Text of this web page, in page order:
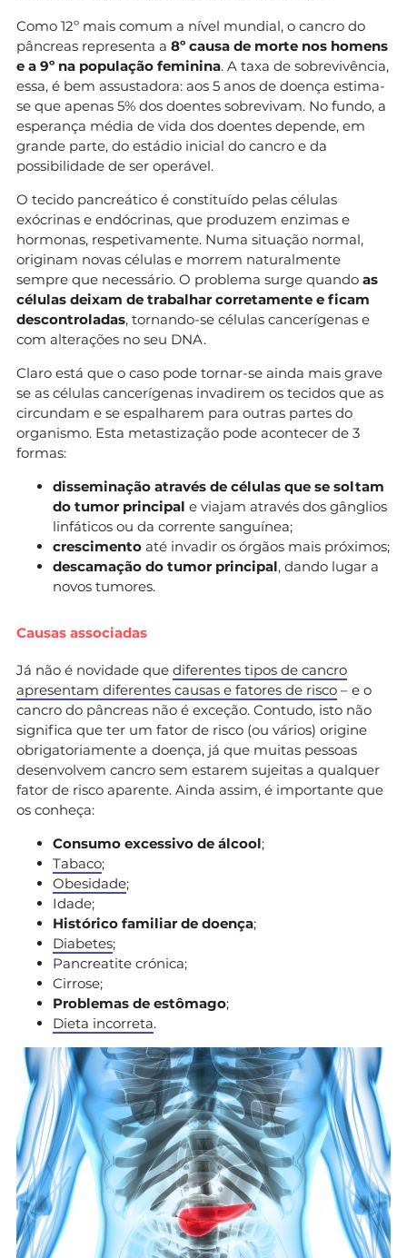
Como 12º mais comum a nível mundial, o cancro do
pâncreas representa a 8º causa de morte nos homens
e a 9º na população feminina. A taxa de sobrevivência,
essa, é bem assustadora: aos 5 anos de doença estima-
se que apenas 5% dos doentes sobrevivam. No fundo, a
esperança média de vida dos doentes depende, em
grande parte, do estádio inicial do cancro e da
possibilidade de ser operável.
O tecido pancreático é constituído pelas células
exócrinas e endócrinas, que produzem enzimas e
hormonas, respetivamente. Numa situação normal,
originam novas células e morrem naturalmente
sempre que necessário. O problema surge quando as
células deixam de trabalhar corretamente e ficam
descontroladas, tornando-se células cancerígenas e
com alterações no seu DNA.
Claro está que o caso pode tornar-se ainda mais grave
se as células cancerígenas invadirem os tecidos que as
circundam e se espalharem para outras partes do
organismo. Esta metastização pode acontecer de 3
formas:
disseminação através de células que se soltam
do tumor principal e viajam através dos gânglios
linfáticos ou da corrente sanguínea;
crescimento até invadir os órgãos mais próximos;
descamação do tumor principal, dando lugar a
novos tumores.
Causas associadas
Já não é novidade que diferentes tipos de cancro
apresentam diferentes causas e fatores de risco – e o
cancro do pâncreas não é exceção. Contudo, isto não
significa que ter um fator de risco (ou vários) origine
obrigatoriamente a doença, já que muitas pessoas
desenvolvem cancro sem estarem sujeitas a qualquer
fator de risco aparente. Ainda assim, é importante que
os conheça:
Consumo excessivo de álcool;
Tabaco;
Obesidade;
Idade;
Histórico familiar de doença;
Diabetes;
Pancreatite crónica;
Cirrose;
Problemas de estômago;
Dieta incorreta.